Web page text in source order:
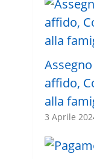
affido,
alla
3 Aprile